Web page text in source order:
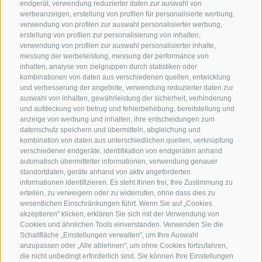
endgerät, verwendung reduzierter daten zur auswahl von
werbeanzeigen, erstellung von profilen für personalisierte werbung,
verwendung von profilen zur auswahl personalisierter werbung,
erstellung von profilen zur personalisierung von inhalten,
verwendung von profilen zur auswahl personalisierter inhalte,
messung der werbeleistung, messung der performance von
inhalten, analyse von zielgruppen durch statistiken oder
kombinationen von daten aus verschiedenen quellen, entwicklung
und verbesserung der angebote, verwendung reduzierter daten zur
auswahl von inhalten, gewährleistung der sicherheit, verhinderung
und aufdeckung von betrug und fehlerbehebung, bereitstellung und
anzeige von werbung und inhalten, ihre entscheidungen zum
datenschutz speichern und übermitteln, abgleichung und
kombination von daten aus unterschiedlichen quellen, verknüpfung
verschiedener endgeräte, identifikation von endgeräten anhand
automatisch übermittelter informationen, verwendung genauer
standortdaten, geräte anhand von aktiv angeforderten
informationen identifizieren. Es steht Ihnen frei, Ihre Zustimmung zu
erteilen, zu verweigern oder zu widerrufen, ohne dass dies zu
wesentlichen Einschränkungen führt. Wenn Sie auf „Cookies
akzeptieren" klicken, erklären Sie sich mit der Verwendung von
Cookies und ähnlichen Tools einverstanden. Verwenden Sie die
Schaltfläche „Einstellungen verwalten", um Ihre Auswahl
anzupassen oder „Alle ablehnen", um ohne Cookies fortzufahren,
die nicht unbedingt erforderlich sind. Sie können Ihre Einstellungen
KONTAKTIERE UNS
+39 0472 765325
info@sterzing.com
NEWSLETTER
Bleib am Laufenden